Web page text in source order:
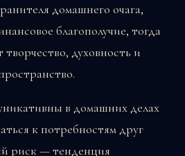
домашнего очага,
благополучие, тогда
духовность и
в домашних делах
к потребностям друг
риск — тенденция